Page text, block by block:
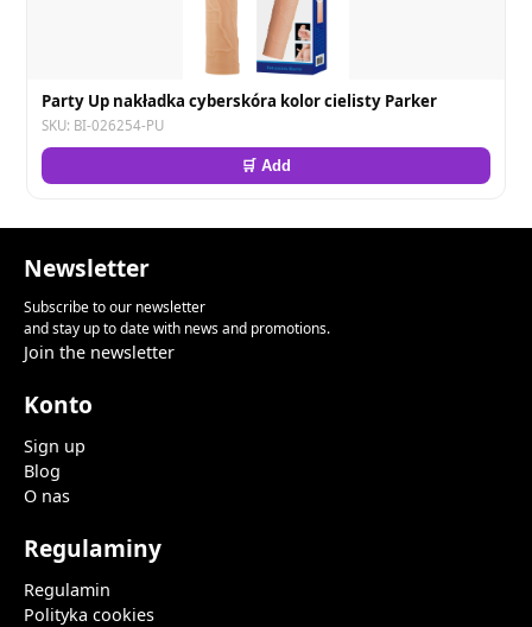
Party Up nakładka cyberskóra kolor cielisty Parker
SKU: BI-026254-PU
🛒 Add
Newsletter
Subscribe to our newsletter
and stay up to date with news and promotions.
Join the newsletter
Konto
Sign up
Blog
O nas
Regulaminy
Regulamin
Polityka cookies